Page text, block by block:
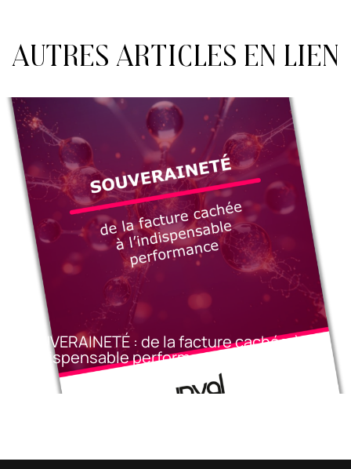
Autres articles en lien
SOUVERAINETÉ : de la facture cachée à
l’indispensable performance